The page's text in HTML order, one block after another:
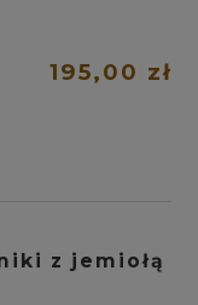
195,00 zł
z jemiołą